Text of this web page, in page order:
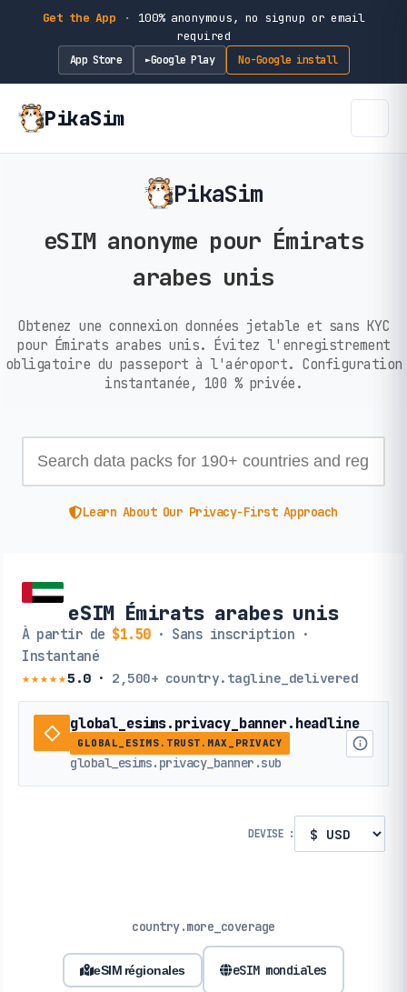
Get the App ·
100% anonymous, no signup or email
required
App Store ►Google Play No-Google install
PikaSim
PikaSim
eSIM anonyme pour Émirats
arabes unis
Obtenez une connexion données jetable et sans KYC
pour Émirats arabes unis. Évitez l'enregistrement
obligatoire du passeport à l'aéroport. Configuration
instantanée, 100 % privée.
Learn About Our Privacy-First Approach
eSIM Émirats arabes unis
À partir de $1.50· Sans inscription ·
Instantané
★★★★★5.0· 2,500+ country.tagline_delivered
global_esims.privacy_banner.headline
GLOBAL_ESIMS.TRUST.MAX_PRIVACY
global_esims.privacy_banner.sub
DEVISE :
country.more_coverage
eSIM régionales eSIM mondiales